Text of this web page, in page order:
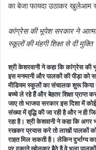
का बेजा फायदा उठाकर खुलेआम
कांग्रेस की भूपेश सरकार ने
स्कूलों की मंहगी शिक्षा से दी मुक्ति
श्रीकेशरवानीनेकहाकिकांग्रेसकी
इसमनमानीऔरपालकोंकीपीड़ाको
मीडियमस्कूलोंकासंचालकशुरूकिया
बच्चेलेरहेहैंऔरबेहतरशिक्षाप्राप्त
जाएतोभाजपासरकारइसदिशामेंकोई
संख्यामेंवृद्धिकीजारहीहैऔरनही
रहाहै। श्रीकेशवानीनेकहाकिअगर
रखकरप्रयासकरेतोलाखोंपालकों
राहतमिलसकतीहै। लेकिनदुर्भाग्यका
परदुकानेखोलकरबैठेहैवेभलापालकों